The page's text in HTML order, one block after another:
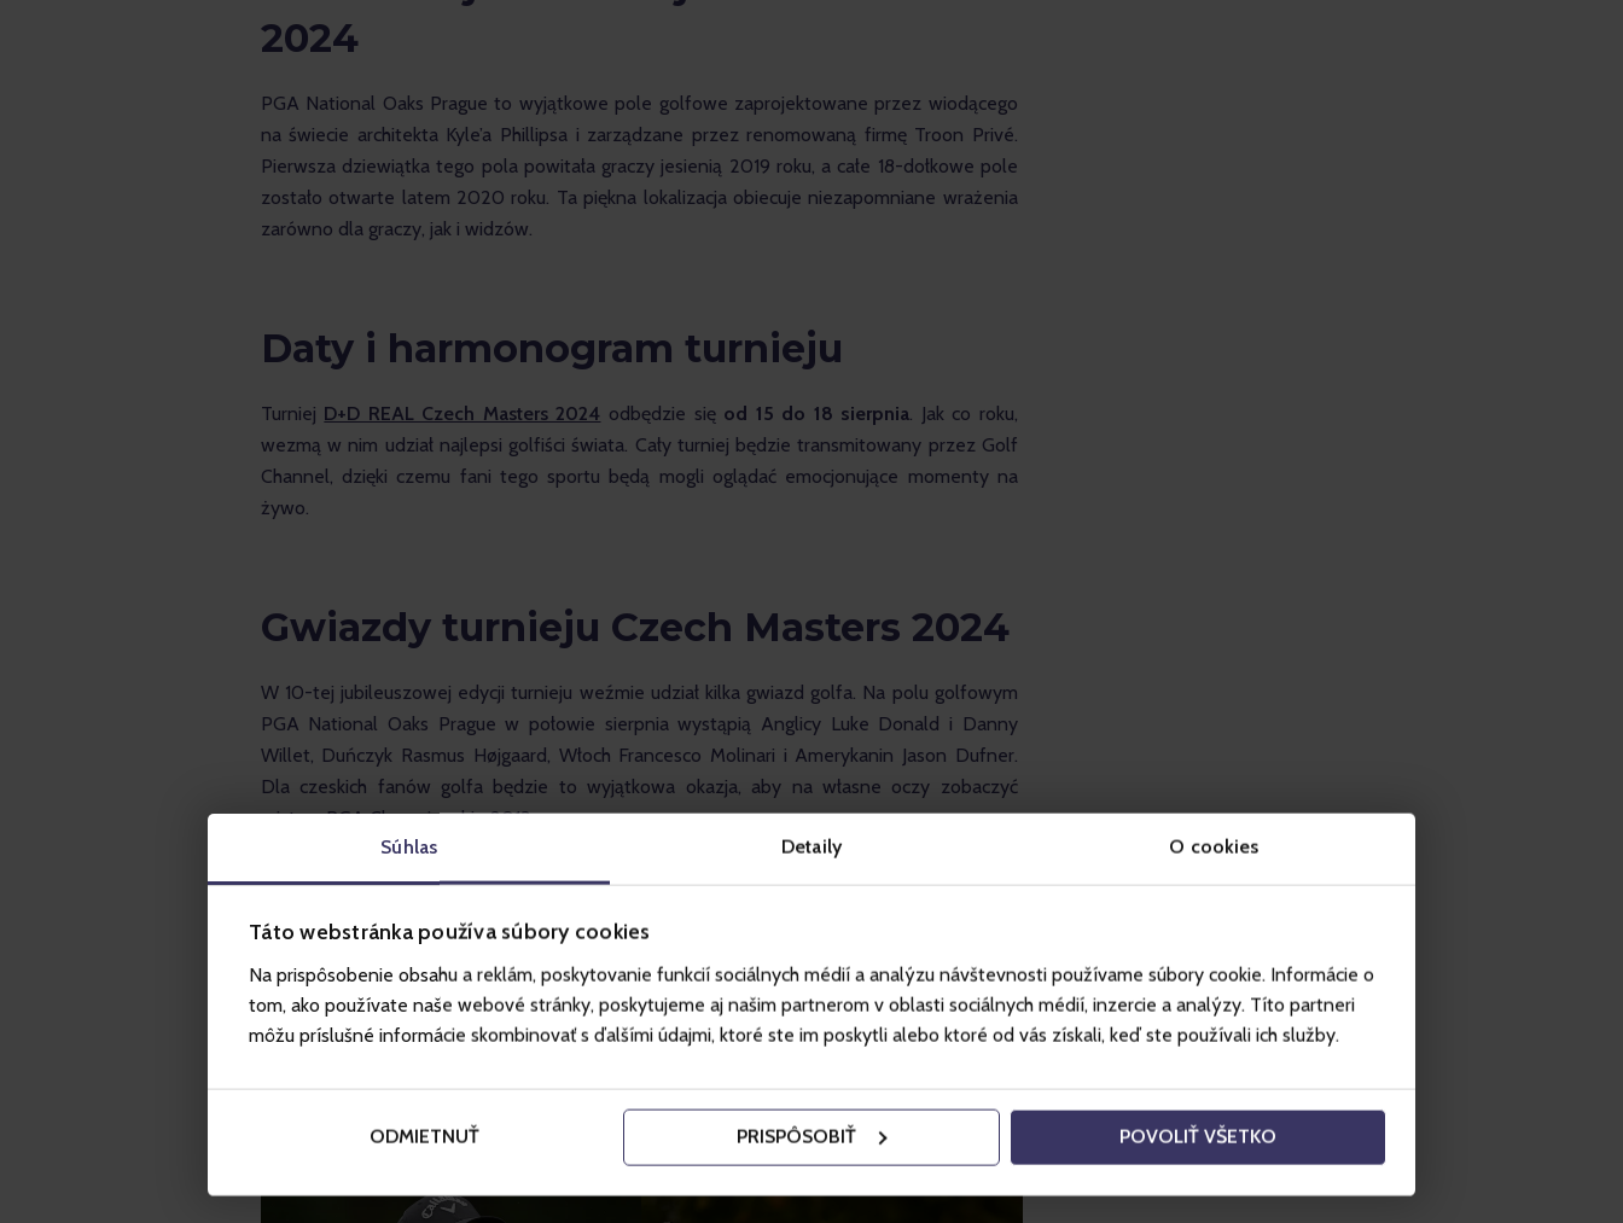
Súhlas Detaily O cookies
Táto webstránka používa súbory cookies
Na prispôsobenie obsahu a reklám, poskytovanie funkcií sociálnych médií a analýzu návštevnosti používame súbory cookie. Informácie o
tom, ako používate naše webové stránky, poskytujeme aj našim partnerom v oblasti sociálnych médií, inzercie a analýzy. Títo partneri
môžu príslušné informácie skombinovať s ďalšími údajmi, ktoré ste im poskytli alebo ktoré od vás získali, keď ste používali ich služby.
ODMIETNUŤ PRISPÔSOBIŤ POVOLIŤ VŠETKO
2024
PGA National Oaks Prague to wyjątkowe pole golfowe zaprojektowane przez wiodącego
na świecie architekta Kyle’a Phillipsa i zarządzane przez renomowaną firmę Troon Privé.
Pierwsza dziewiątka tego pola powitała graczy jesienią 2019 roku, a całe 18-dołkowe pole
zostało otwarte latem 2020 roku. Ta piękna lokalizacja obiecuje niezapomniane wrażenia
zarówno dla graczy, jak i widzów.
Daty i harmonogram turnieju
Turniej D+D REAL Czech Masters 2024 odbędzie się od 15 do 18 sierpnia. Jak co roku,
wezmą w nim udział najlepsi golfiści świata. Cały turniej będzie transmitowany przez Golf
Channel, dzięki czemu fani tego sportu będą mogli oglądać emocjonujące momenty na
żywo.
Gwiazdy turnieju Czech Masters 2024
W 10-tej jubileuszowej edycji turnieju weźmie udział kilka gwiazd golfa. Na polu golfowym
PGA National Oaks Prague w połowie sierpnia wystąpią Anglicy Luke Donald i Danny
Willet, Duńczyk Rasmus Højgaard, Włoch Francesco Molinari i Amerykanin Jason Dufner.
Dla czeskich fanów golfa będzie to wyjątkowa okazja, aby na własne oczy zobaczyć
mistrza PGA Championship 2013.